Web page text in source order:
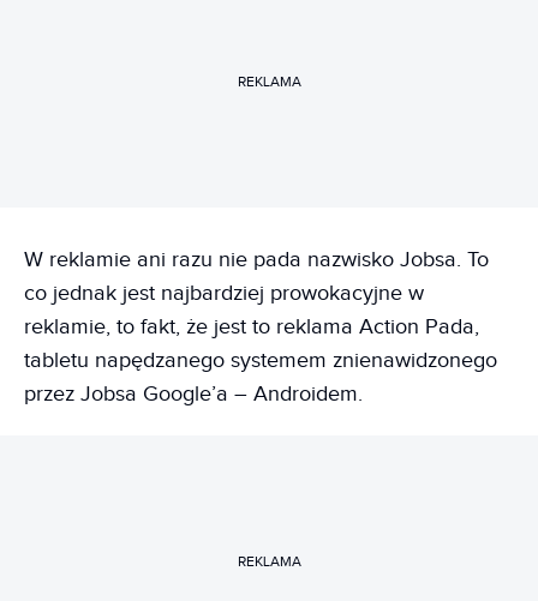
REKLAMA
W reklamie ani razu nie pada nazwisko Jobsa. To
co jednak jest najbardziej prowokacyjne w
reklamie, to fakt, że jest to reklama Action Pada,
tabletu napędzanego systemem znienawidzonego
przez Jobsa Google’a – Androidem.
REKLAMA